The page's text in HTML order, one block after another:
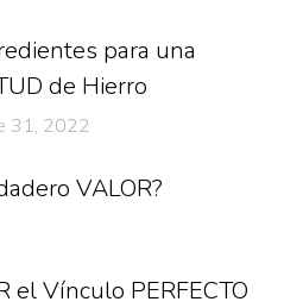
para una
de Hierro
31, 2022
VALOR?
el Vínculo PERFECTO